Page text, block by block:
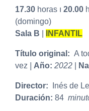
17.30 horas ı 20.00
(domingo)
Sala B
INFANTIL
Título original: A
vez
Año: 2022
Director:
Inés de
Duración: 84